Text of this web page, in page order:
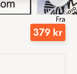
Fra
379 kr